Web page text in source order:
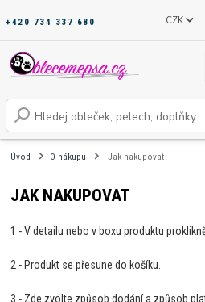
CZK
+420 734 337 680
Úvod O nákupu Jak nakupovat
JAK NAKUPOVAT
1 - V detailu nebo v boxu produktu
2 - Produkt se přesune do košíku.
3 - Zde zvolte způsob dodání a způsob